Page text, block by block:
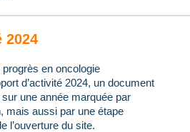
2024
progrès en oncologie
d’activité 2024, un document
une année marquée par
mais aussi par une étape
l’ouverture du site.